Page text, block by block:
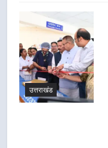
उत्तराखंड